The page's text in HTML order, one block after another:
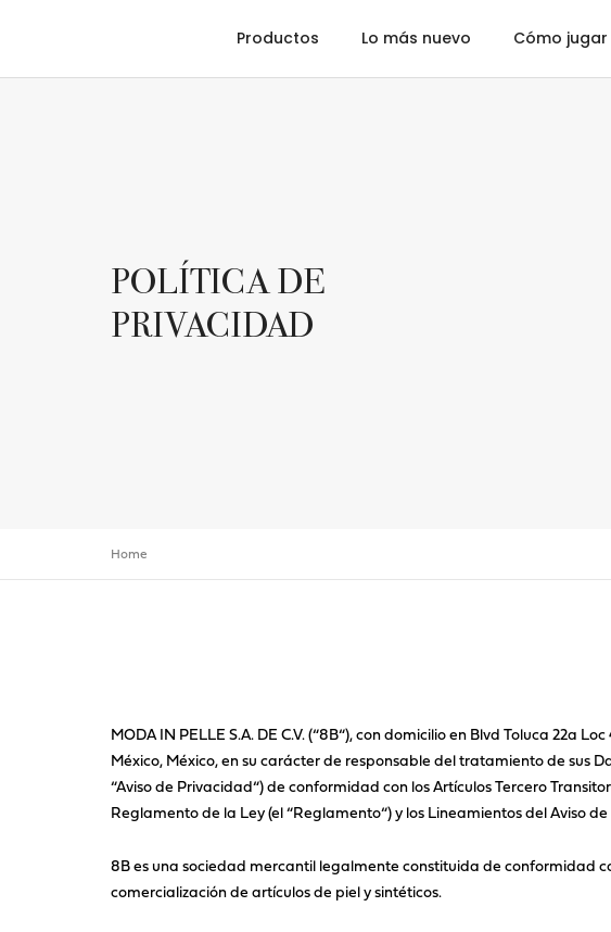
Productos Lo más nuevo Cómo jugar
POLÍTICA DE
PRIVACIDAD
Home
MODA IN PELLE S.A. DE C.V. (“8B“), con domicilio en Blvd Toluca
México, México, en su carácter de responsable del tratamiento de sus
“Aviso de Privacidad“) de conformidad con los Artículos Tercero
Reglamento de la Ley (el “Reglamento“) y los Lineamientos del Aviso
8B es una sociedad mercantil legalmente constituida de conformidad
comercialización de artículos de piel y sintéticos.